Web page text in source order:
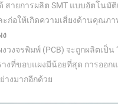
ด้ สายการผลิต SMT แบบอัตโ
ก่อให้เกิดความเสี่ยงด้านคุณภา
ง
งจรพิมพ์ (PCB) จะถูกผลิตเป็
งที่ขอบแผงมีน้อยที่สุด การออ
างมากอีกด้วย